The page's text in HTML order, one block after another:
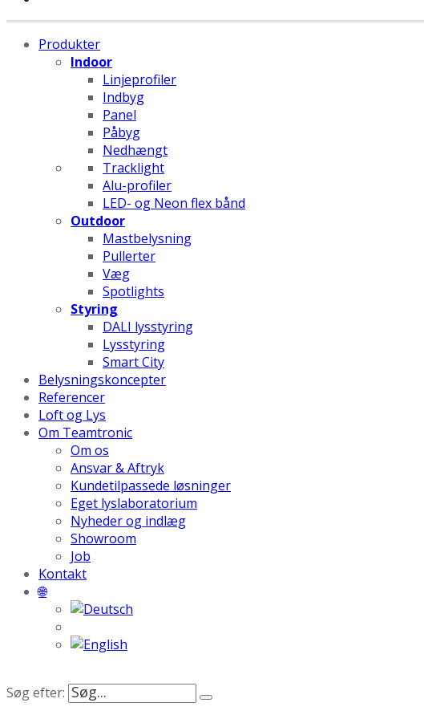
Produkter
Indoor
Linjeprofiler
Indbyg
Panel
Påbyg
Nedhængt
Tracklight
Alu-profiler
LED- og Neon flex bånd
Outdoor
Mastbelysning
Pullerter
Væg
Spotlights
Styring
DALI lysstyring
Lysstyring
Smart City
Belysningskoncepter
Referencer
Loft og Lys
Om Teamtronic
Om os
Ansvar & Aftryk
Kundetilpassede løsninger
Eget lyslaboratorium
Nyheder og indlæg
Showroom
Job
Kontakt
🌐
Søg efter: